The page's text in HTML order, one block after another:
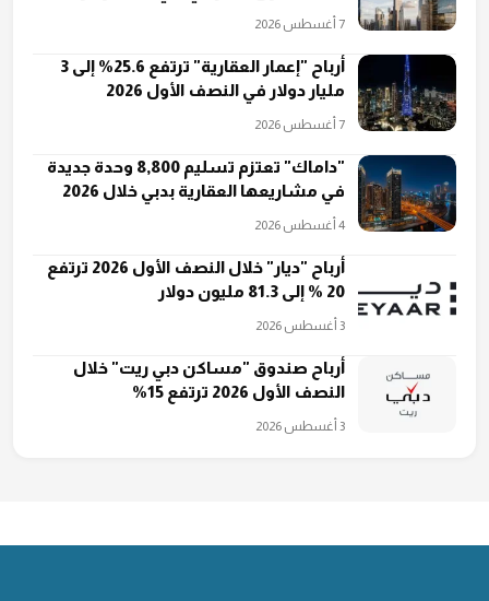
7 أغسطس 2026
أرباح "إعمار العقارية" ترتفع 25.6% إلى 3
مليار دولار في النصف الأول 2026
7 أغسطس 2026
"داماك" تعتزم تسليم 8,800 وحدة جديدة
في مشاريعها العقارية بدبي خلال 2026
4 أغسطس 2026
أرباح "ديار" خلال النصف الأول 2026 ترتفع
20 % إلى 81.3 مليون دولار
3 أغسطس 2026
أرباح صندوق "مساكن دبي ريت" خلال
النصف الأول 2026 ترتفع 15%
3 أغسطس 2026